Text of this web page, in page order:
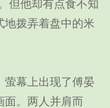
但他却有点食不知
地拨弄着盘中的米
幕上出现了傅晏
面。两人并肩而